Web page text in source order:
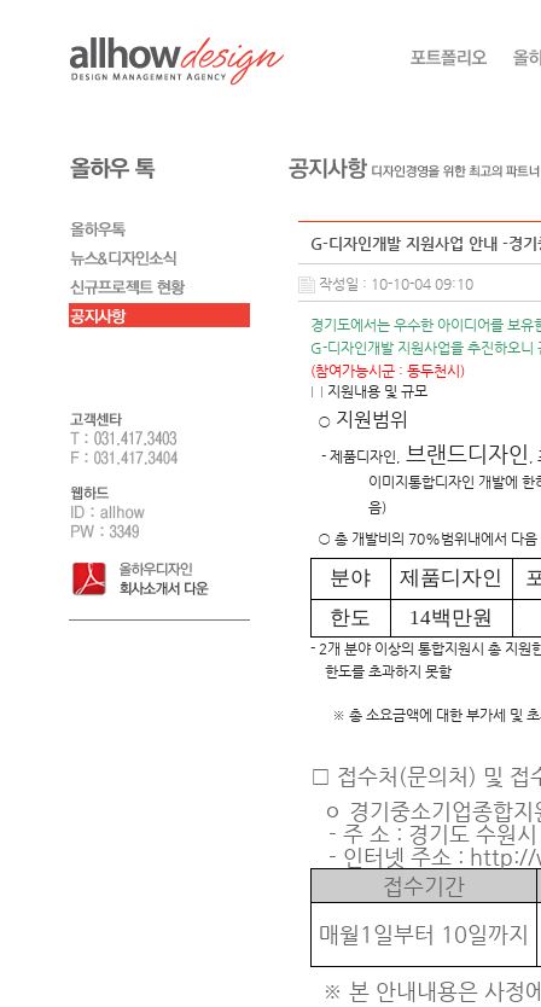
G-디자인개발 지원사업 안내 -경
작성일 : 10-10-04 09:10
경기도에서는 우수한 아이디어를 보유
G-디자인개발 지원사업을 추진하오니
(참여가능시군 : 동두천시)
□ 지원내용 및 규모
○ 지원범위
- 제품디자인, 브랜드디자인
이미지통합디자인 개발에
음)
○ 총 개발비의 70%범위내에서 다음
분야 제품디자인
한도
14백만원
- 2개 분야 이상의 통합지원시 총 지원
한도를 초과하지 못함
※ 총 소요금액에 대한 부가세 및
□ 접수처(문의처) 및 접
ㅇ 경기중소기업종합지
- 주 소 : 경기도 수원
- 인터넷 주소 :
접수기간
매월1일부터 10일까지
※ 본 안내내용은 사정